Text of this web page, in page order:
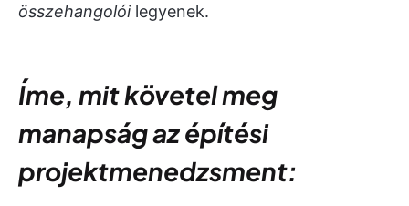
összehangolóilegyenek.
Íme, mit követel meg
manapság az építési
projektmenedzsment: